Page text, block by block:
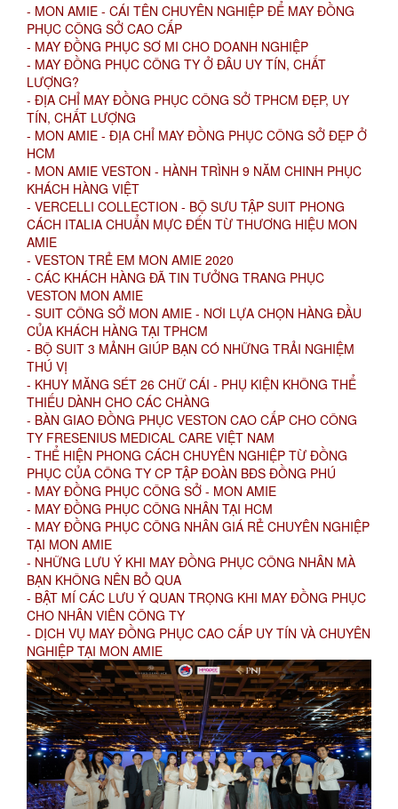
- MON AMIE - CÁI TÊN CHUYÊN NGHIỆP ĐỂ MAY ĐỒNG
PHỤC CÔNG SỞ CAO CẤP
- MAY ĐỒNG PHỤC SƠ MI CHO DOANH NGHIỆP
- MAY ĐỒNG PHỤC CÔNG TY Ở ĐÂU UY TÍN, CHẤT
LƯỢNG?
- ĐỊA CHỈ MAY ĐỒNG PHỤC CÔNG SỞ TPHCM ĐẸP, UY
TÍN, CHẤT LƯỢNG
- MON AMIE - ĐỊA CHỈ MAY ĐỒNG PHỤC CÔNG SỞ ĐẸP Ở
HCM
- MON AMIE VESTON - HÀNH TRÌNH 9 NĂM CHINH PHỤC
KHÁCH HÀNG VIỆT
- VERCELLI COLLECTION - BỘ SƯU TẬP SUIT PHONG
CÁCH ITALIA CHUẨN MỰC ĐẾN TỪ THƯƠNG HIỆU MON
AMIE
- VESTON TRẺ EM MON AMIE 2020
- CÁC KHÁCH HÀNG ĐÃ TIN TƯỞNG TRANG PHỤC
VESTON MON AMIE
- SUIT CÔNG SỞ MON AMIE - NƠI LỰA CHỌN HÀNG ĐẦU
CỦA KHÁCH HÀNG TẠI TPHCM
- BỘ SUIT 3 MẢNH GIÚP BẠN CÓ NHỮNG TRẢI NGHIỆM
THÚ VỊ
- KHUY MĂNG SÉT 26 CHỮ CÁI - PHỤ KIỆN KHÔNG THỂ
THIẾU DÀNH CHO CÁC CHÀNG
- BÀN GIAO ĐỒNG PHỤC VESTON CAO CẤP CHO CÔNG
TY FRESENIUS MEDICAL CARE VIỆT NAM
- THỂ HIỆN PHONG CÁCH CHUYÊN NGHIỆP TỪ ĐỒNG
PHỤC CỦA CÔNG TY CP TẬP ĐOÀN BĐS ĐỒNG PHÚ
- MAY ĐỒNG PHỤC CÔNG SỞ - MON AMIE
- MAY ĐỒNG PHỤC CÔNG NHÂN TẠI HCM
- MAY ĐỒNG PHỤC CÔNG NHÂN GIÁ RẺ CHUYÊN NGHIỆP
TẠI MON AMIE
- NHỮNG LƯU Ý KHI MAY ĐỒNG PHỤC CÔNG NHÂN MÀ
BẠN KHÔNG NÊN BỎ QUA
- BẬT MÍ CÁC LƯU Ý QUAN TRỌNG KHI MAY ĐỒNG PHỤC
CHO NHÂN VIÊN CÔNG TY
- DỊCH VỤ MAY ĐỒNG PHỤC CAO CẤP UY TÍN VÀ CHUYÊN
NGHIỆP TẠI MON AMIE